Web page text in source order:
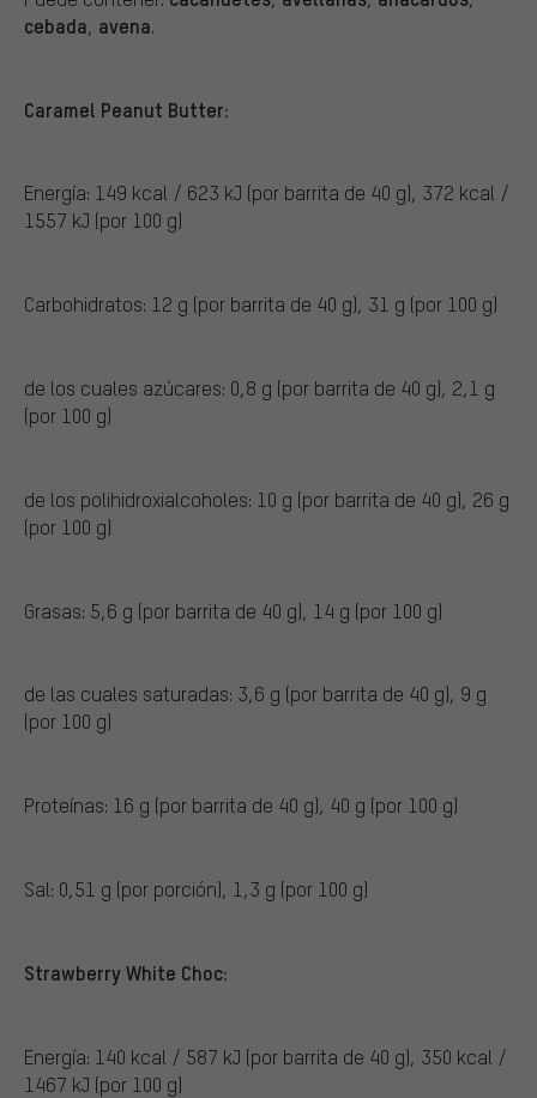
cebada, avena.
Caramel Peanut Butter:
Energía: 149 kcal / 623 kJ (por barrita de 40 g), 372 kcal /
1557 kJ (por 100 g)
Carbohidratos: 12 g (por barrita de 40 g), 31 g (por 100 g)
de los cuales azúcares: 0,8 g (por barrita de 40 g), 2,1 g
(por 100 g)
de los polihidroxialcoholes: 10 g (por barrita de 40 g), 26 g
(por 100 g)
Grasas: 5,6 g (por barrita de 40 g), 14 g (por 100 g)
de las cuales saturadas: 3,6 g (por barrita de 40 g), 9 g
(por 100 g)
Proteínas: 16 g (por barrita de 40 g), 40 g (por 100 g)
Sal: 0,51 g (por porción), 1,3 g (por 100 g)
Strawberry White Choc:
Energía: 140 kcal / 587 kJ (por barrita de 40 g), 350 kcal /
1467 kJ (por 100 g)